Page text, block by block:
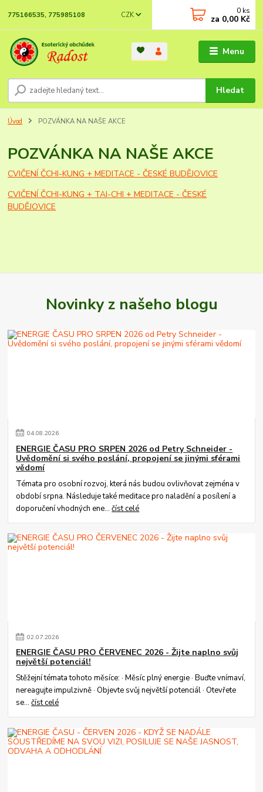
Menu
CZK
Hledat
775166535, 775985108 0 ks
za 0,00 Kč
Úvod POZVÁNKA NA NAŠE AKCE
POZVÁNKA NA NAŠE AKCE
CVIČENÍ ČCHI-KUNG + MEDITACE - ČESKÉ BUDĚJOVICE
CVIČENÍ ČCHI-KUNG + TAI-CHI + MEDITACE - ČESKÉ
BUDĚJOVICE
Novinky z našeho blogu
04.08.2026
ENERGIE ČASU PRO SRPEN 2026 od Petry Schneider -
Uvědomění si svého poslání, propojení se jinými sférami
vědomí
Témata pro osobní rozvoj, která nás budou ovlivňovat zejména v
období srpna. Následuje také meditace pro naladění a posílení a
doporučení vhodných ene...číst celé
02.07.2026
ENERGIE ČASU PRO ČERVENEC 2026 - Žijte naplno svůj
největší potenciál!
Stěžejní témata tohoto měsíce: · Měsíc plný energie · Buďte vnímaví,
nereagujte impulzivně · Objevte svůj největší potenciál · Otevřete
se...číst celé